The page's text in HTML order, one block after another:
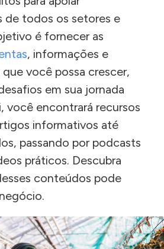
de todos os setores e
é fornecer as
, informações e
você possa crescer,
em sua jornada
você encontrará recursos
informativos até
passando por podcasts
práticos. Descubra
conteúdos pode